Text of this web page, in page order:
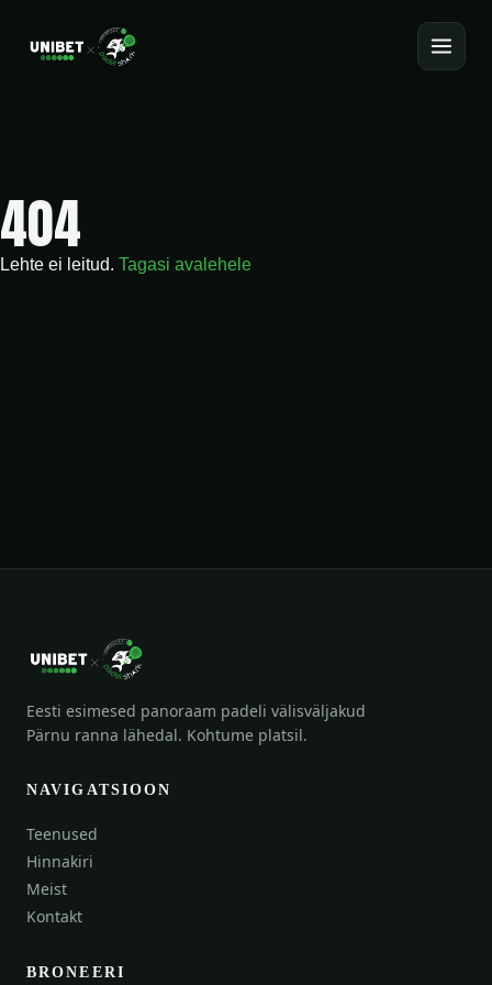
404
Lehte ei leitud. Tagasi avalehele
Eesti esimesed panoraam padeli välisväljakud
Pärnu ranna lähedal. Kohtume platsil.
NAVIGATSIOON
Teenused
Hinnakiri
Meist
Kontakt
BRONEERI